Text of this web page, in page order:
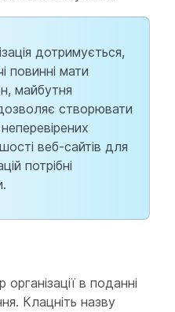
дотримується,
повинні мати
майбутня
створювати
веб-сайтів для
потрібні
в поданні
Клацніть назву